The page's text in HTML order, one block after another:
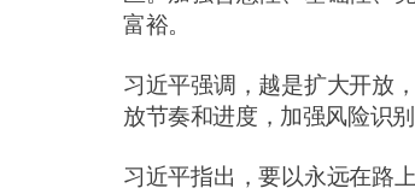
富裕。
习近平强调，越是扩大开放
放节奏和进度，加强风险识
习近平指出，要以永远在路